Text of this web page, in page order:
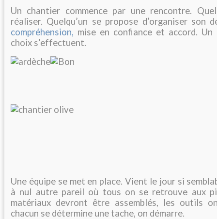
Un chantier commence par une rencontre.
réaliser. Quelqu’un se propose d’organiser son
compréhension, mise en confiance et accord.
choix s’effectuent.
Une équipe se met en place. Vient le jour si
à nul autre pareil où tous on se retrouve aux
matériaux devront être assemblés, les outils
chacun se détermine une tache, on démarre.